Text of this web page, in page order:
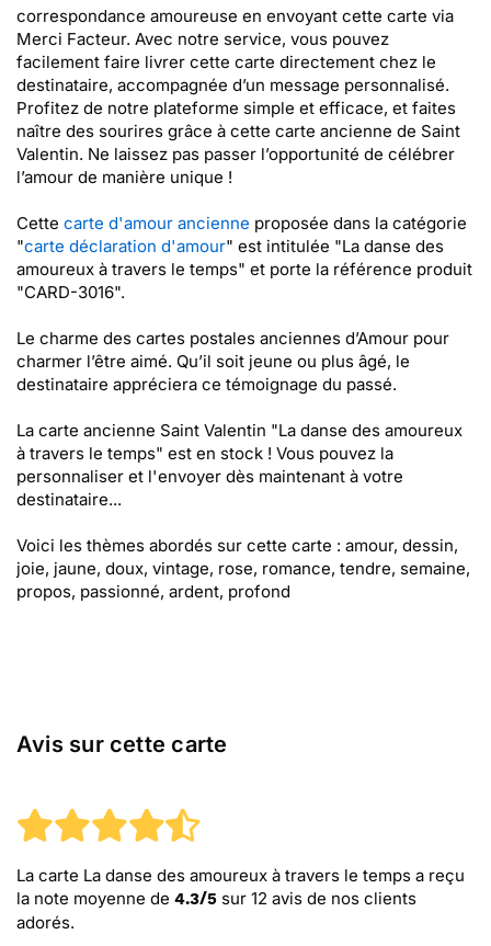
correspondance amoureuse en envoyant cette carte via
Merci Facteur. Avec notre service, vous pouvez
facilement faire livrer cette carte directement chez le
destinataire, accompagnée d’un message personnalisé.
Profitez de notre plateforme simple et efficace, et faites
naître des sourires grâce à cette carte ancienne de Saint
Valentin. Ne laissez pas passer l’opportunité de célébrer
l’amour de manière unique !
Cette carte d'amour ancienne proposée dans la catégorie
"carte déclaration d'amour" est intitulée "La danse des
amoureux à travers le temps" et porte la référence produit
"CARD-3016".
Le charme des cartes postales anciennes d’Amour pour
charmer l’être aimé. Qu’il soit jeune ou plus âgé, le
destinataire appréciera ce témoignage du passé.
La carte ancienne Saint Valentin "La danse des amoureux
à travers le temps" est en stock ! Vous pouvez la
personnaliser et l'envoyer dès maintenant à votre
destinataire...
Voici les thèmes abordés sur cette carte : amour, dessin,
joie, jaune, doux, vintage, rose, romance, tendre, semaine,
propos, passionné, ardent, profond
Avis sur cette carte
La carte La danse des amoureux à travers le temps a reçu
la note moyenne de 4.3/5 sur 12 avis de nos clients
adorés.